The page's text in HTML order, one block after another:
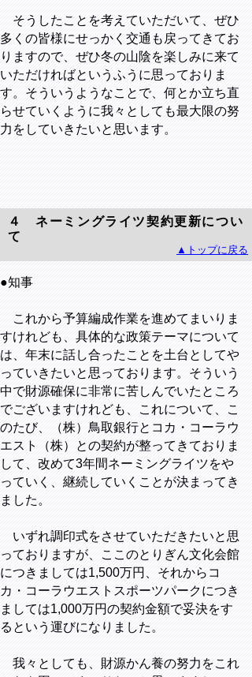
そうしたことを考えていただいて、ぜひ
多くの皆様にせっかく交通も戻ってきてお
りますので、ぜひ冬の山陰を楽しみに来て
いただければというふうに思っておりま
す。そういうようなことで、何とか立ち直
らせていくように我々としても最大限の努
力をしていきたいと思います。
４ ネーミングライツ契約更新につい
て
▲トップに戻る
●知事
これから予算編成作業を進めてまいりま
すけれども、具体的な政策テーマについて
は、年末に話し合ったことを土台としてや
っていきたいと思っております。そういう
中で財源確保に非常に苦しんでいたところ
でございますけれども、これについて、こ
のたび、（株）鳥取銀行とコカ・コーラウ
エスト（株）との契約が整ってきておりま
して、改めて3年間ネーミングライツをや
っていく、継続していくことが決まってき
ました。
いずれ調印式をさせていただきたいと思
っておりますが、ここのとりぎん文化会館
につきましては1,500万円、それからコ
カ・コーラウエストスポーツパークにつき
ましては1,000万円の契約金額で妥決をす
るという運びになりました。
我々としても、財源かん養の努力をこれ